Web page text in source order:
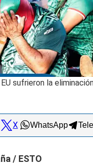
sufrieron la
X WhatsApp
/ ESTO